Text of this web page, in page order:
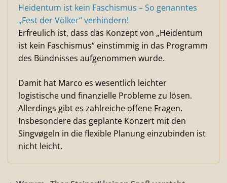
Heidentum ist kein Faschismus – So genanntes
„Fest der Völker“ verhindern!
Erfreulich ist, dass das Konzept von „Heidentum
ist kein Faschismus“ einstimmig in das Programm
des Bündnisses aufgenommen wurde.
Damit hat Marco es wesentlich leichter
logistische und finanzielle Probleme zu lösen.
Allerdings gibt es zahlreiche offene Fragen.
Insbesondere das geplante Konzert mit den
Singvøgeln in die flexible Planung einzubinden ist
nicht leicht.